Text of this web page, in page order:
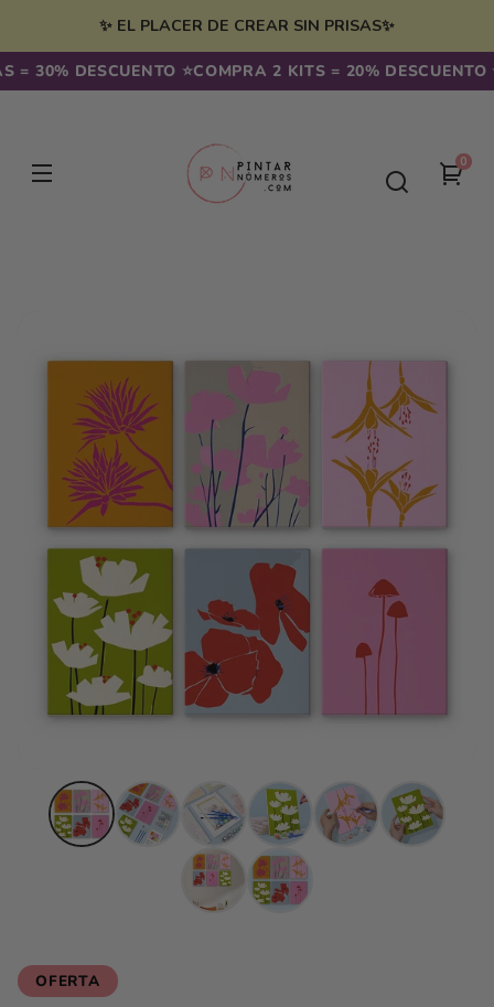
✨ EL PLACER DE CREAR SIN PRISAS✨
30% DESCUENTO ⭐️ COMPRA 2 KITS = 20% DESCUENTO
Tu
00
del producto
OFERTA